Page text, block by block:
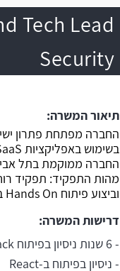
Security
תיאור המשרה:
החברה מפתחת פתרון
בשימוש באפליקציות SaaS בארגון. מוצר החברה ב-Production ויש לקוחות משלמים.
החברה ממוקמת בתל אביב-
וביצוע פיתוח Hands On ב-TypeScript & React, ארכיטקטורה ו-Design.
דרישות המשרה:
- 6 שנות ניסיון בפיתוח Frontend/Full Stack
- ניסיון בפיתוח ב-React